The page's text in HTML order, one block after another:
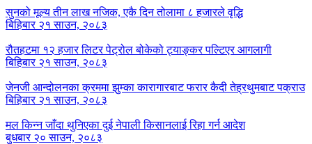
सुनको मूल्य तीन लाख नजिक, एकै दिन तोलामा ८ हजारले वृद्धि
बिहिबार २१ साउन, २०८३
रौतहटमा १२ हजार लिटर पेट्रोल बोकेको ट्याङ्कर पल्टिएर आगलागी
बिहिबार २१ साउन, २०८३
जेनजी आन्दोलनका क्रममा झुम्का कारागारबाट फरार कैदी तेह्रथुमबाट पक्राउ
बिहिबार २१ साउन, २०८३
मल किन्न जाँदा थुनिएका दुई नेपाली किसानलाई रिहा गर्न आदेश
बुधबार २० साउन, २०८३